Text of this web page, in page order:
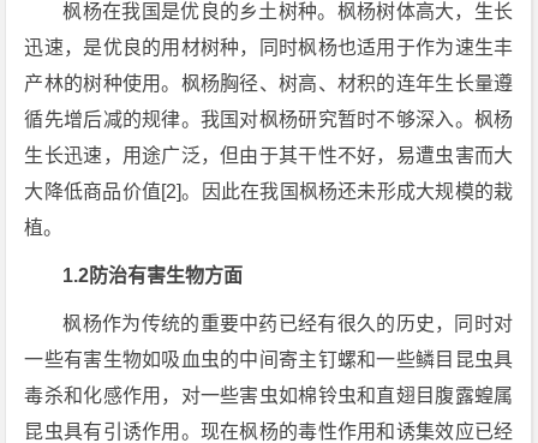
枫杨在我国是优良的乡土树种。枫杨树体高大，生长
迅速，是优良的用材树种，同时枫杨也适用于作为速生丰
产林的树种使用。枫杨胸径、树高、材积的连年生长量遵
循先增后减的规律。我国对枫杨研究暂时不够深入。枫杨
生长迅速，用途广泛，但由于其干性不好，易遭虫害而大
大降低商品价值[2]。因此在我国枫杨还未形成大规模的栽
植。
1.2防治有害生物方面
枫杨作为传统的重要中药已经有很久的历史，同时对
一些有害生物如吸血虫的中间寄主钉螺和一些鳞目昆虫具
毒杀和化感作用，对一些害虫如棉铃虫和直翅目腹露蝗属
昆虫具有引诱作用。现在枫杨的毒性作用和诱集效应已经